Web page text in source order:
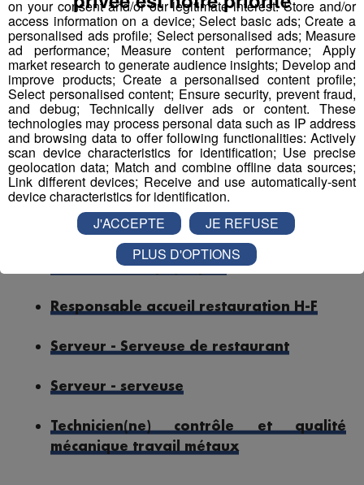
Barman - Barmaid
Boucher-charcutier
Chef de rang
Employé polyvalent - Employée
polyvalente d'hôtellerie
nageuse sauveteuse
Professeur de physiques
Responsable accueil restauration H-F
Serveur - Serveuse de restaurant
Serveur - serveuse
Technicien(ne) contrôle et qualité
mécanique travail métaux
on your consent and/or our legitimate interest: Store and/or
access information on a device; Select basic ads; Create a
personalised ads profile; Select personalised ads; Measure
ad performance; Measure content performance; Apply
market research to generate audience insights; Develop and
improve products; Create a personalised content profile;
Select personalised content; Ensure security, prevent fraud,
and debug; Technically deliver ads or content. These
technologies may process personal data such as IP address
and browsing data to offer following functionalities: Actively
scan device characteristics for identification; Use precise
geolocation data; Match and combine offline data sources;
Link different devices; Receive and use automatically-sent
device characteristics for identification.
J'ACCEPTE
JE REFUSE
PLUS D'OPTIONS